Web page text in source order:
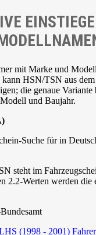
mit Marke und
kann HSN/TSN aus
die genaue Variante
und Baujahr.
Suche für in
steht im
2.2-Werten werden die
(1998 - 2001)